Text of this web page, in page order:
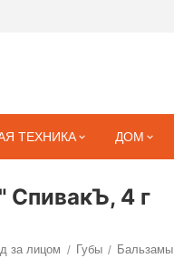
ТЕХНИКА ДОМ
СпивакЪ, 4 г
за лицом / Губы / Бальзамы